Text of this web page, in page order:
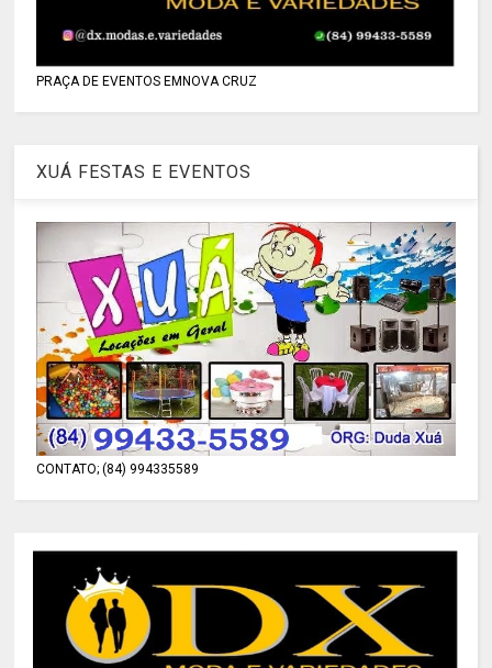
PRAÇA DE EVENTOS EMNOVA CRUZ
XUÁ FESTAS E EVENTOS
CONTATO; (84) 994335589